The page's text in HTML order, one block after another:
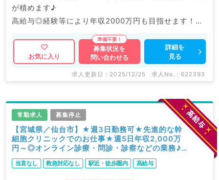
が積めます♪
高給与◎経験等により年収2000万円も目指せます！
マイナビDOCTORでは病院やクリニックなどの医療機
関求人はもちろんのこと、
掲載情報以外にも産業医等の企業系求人も多数扱ってい
求人内容の詳細等はお気軽にお問合せ下さい。
お気に入り
募集状況を
問い合わせる
詳細を
見る
求人更新日 : 2025/12/25 求人No. : 622393
常勤求人 募集停止
【宮城県／仙台市】★週3日勤務可★先進的な幹
細胞クリニックでのお仕事★週5日年収2,000万
円～◎オンライン診療・問診・診察などの業務♪
社宅・家賃補助あり◎（美容皮膚科／常勤）
当直なし 救急対応なし 駅近・徒歩圏内 高給与